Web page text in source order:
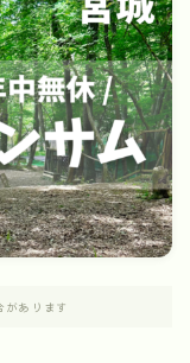
あります